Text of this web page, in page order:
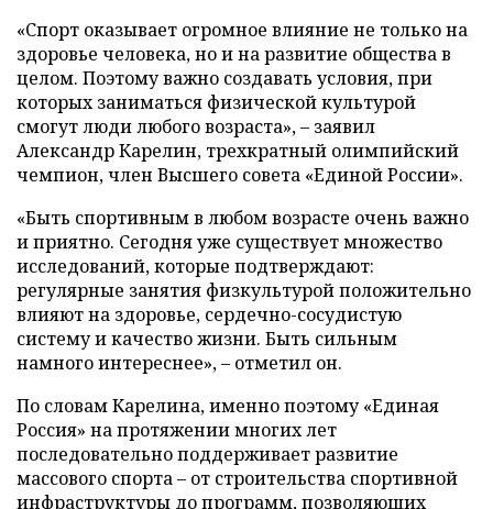
«Спорт оказывает огромное влияние не только на
здоровье человека, но и на развитие общества в
целом. Поэтому важно создавать условия, при
которых заниматься физической культурой
смогут люди любого возраста», – заявил
Александр Карелин, трехкратный олимпийский
чемпион, член Высшего совета «Единой России».
«Быть спортивным в любом возрасте очень важно
и приятно. Сегодня уже существует множество
исследований, которые подтверждают:
регулярные занятия физкультурой положительно
влияют на здоровье, сердечно-сосудистую
систему и качество жизни. Быть сильным
намного интереснее», – отметил он.
По словам Карелина, именно поэтому «Единая
Россия» на протяжении многих лет
последовательно поддерживает развитие
массового спорта – от строительства спортивной
инфраструктуры до программ, позволяющих